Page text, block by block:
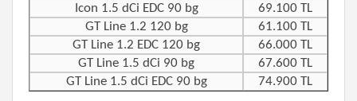
Icon 1.5 dCi EDC 90 bg
69.100 TL
GT Line 1.2 120 bg
61.100 TL
GT Line 1.2 EDC 120 bg
66.000 TL
GT Line 1.5 dCi 90 bg
67.600 TL
GT Line 1.5 dCi EDC 90 bg
74.900 TL